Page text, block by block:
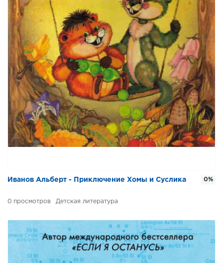
Иванов Альберт - Приключение Хомы и Суслика
0 Детская литература
0%